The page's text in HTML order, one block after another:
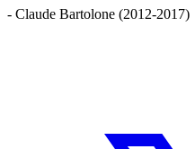
- Claude Bartolone (2012-2017)